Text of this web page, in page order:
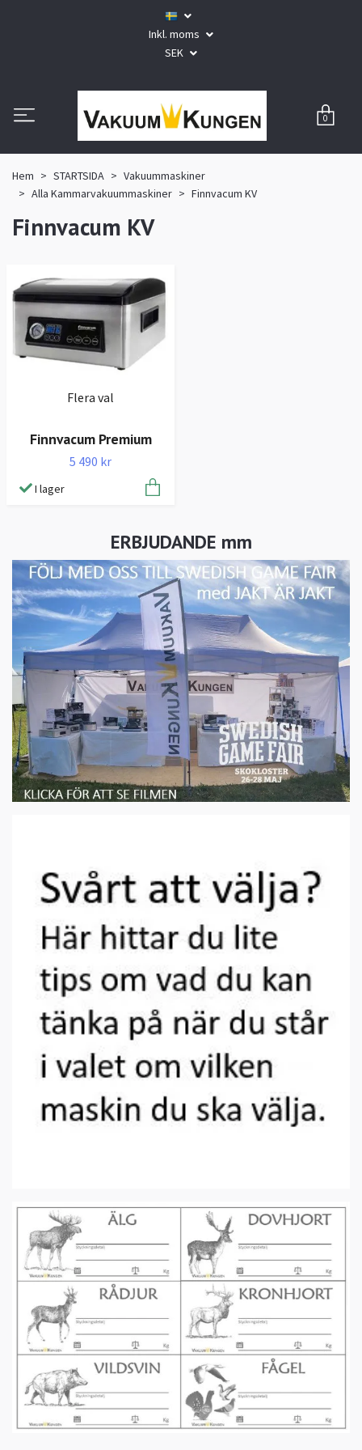
Inkl. moms
SEK
0
ERBJUDANDE mm
Hem STARTSIDA
Vakuummaskiner
Alla Kammarvakuummaskiner
Finnvacum KV
Finnvacum KV
Flera val
Finnvacum Premium
5 490 kr
I lager